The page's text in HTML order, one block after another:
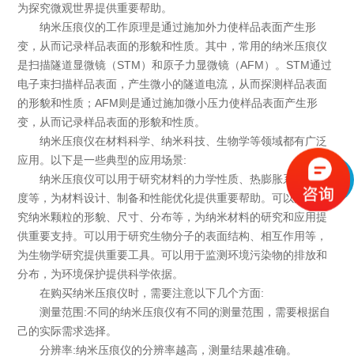
为探究微观世界提供重要帮助。
纳米压痕仪的工作原理是通过施加外力使样品表面产生形
变，从而记录样品表面的形貌和性质。其中，常用的纳米压痕仪
是扫描隧道显微镜（STM）和原子力显微镜（AFM）。STM通过
电子束扫描样品表面，产生微小的隧道电流，从而探测样品表面
的形貌和性质；AFM则是通过施加微小压力使样品表面产生形
变，从而记录样品表面的形貌和性质。
纳米压痕仪在材料科学、纳米科技、生物学等领域都有广泛
应用。以下是一些典型的应用场景:
纳米压痕仪可以用于研究材料的力学性质、热膨胀系数、硬
度等，为材料设计、制备和性能优化提供重要帮助。可以用于研
究纳米颗粒的形貌、尺寸、分布等，为纳米材料的研究和应用提
供重要支持。可以用于研究生物分子的表面结构、相互作用等，
为生物学研究提供重要工具。可以用于监测环境污染物的排放和
分布，为环境保护提供科学依据。
在购买纳米压痕仪时，需要注意以下几个方面:
测量范围:不同的纳米压痕仪有不同的测量范围，需要根据自
己的实际需求选择。
分辨率:纳米压痕仪的分辨率越高，测量结果越准确。